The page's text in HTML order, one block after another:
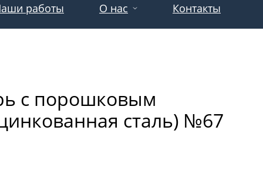
Зеленые
работы О нас Контакты
с порошковым
сталь) №67